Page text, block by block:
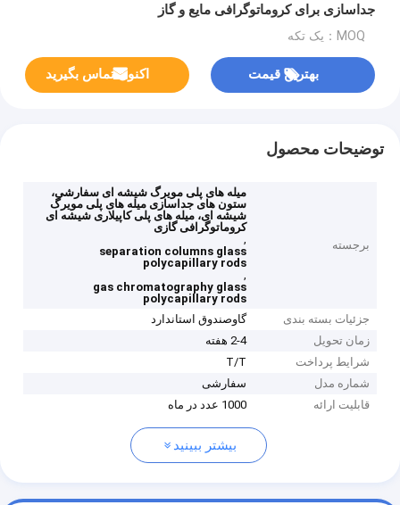
جداسازی برای کروماتوگرافی مایع و گاز
MOQ：یک تکه
بهترین قیمت اکنون تماس بگیرید
توضیحات محصول
برجسته
میله های پلی مویرگ شیشه ای سفارشی،
ستون های جداسازی میله های پلی مویرگ
شیشه ای، میله های پلی کاپیلاری شیشه ای
کروماتوگرافی گازی
,
separation columns glass
polycapillary rods
,
gas chromatography glass
polycapillary rods
جزئیات بسته بندی
گاوصندوق استاندارد
زمان تحویل
2-4 هفته
شرایط پرداخت
T/T
شماره مدل
سفارشی
قابلیت ارائه
1000 عدد در ماه
بیشتر ببینید